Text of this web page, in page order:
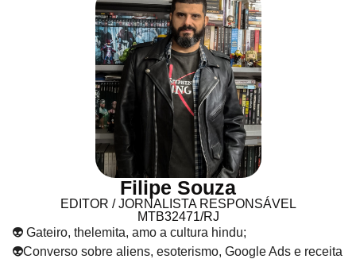
Filipe Souza
EDITOR / JORNALISTA RESPONSÁVEL
MTB32471/RJ
👽 Gateiro, thelemita, amo a cultura hindu;
👽Converso sobre aliens, esoterismo, Google Ads e receita